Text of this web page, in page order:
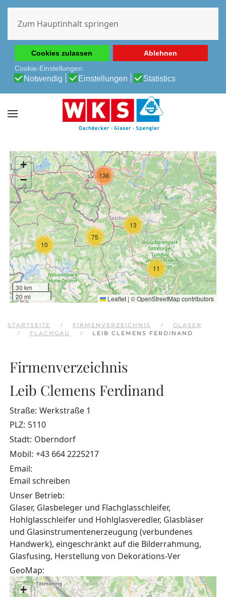
Erfahrung auf unserer Website zu ermöglichen.
Cookie-Richtlinie
Datenschutz-Bestimmungen
Cookies zulassen
Ablehnen
Cookie-Einstellungen:
Notwendig Einstellungen Statistics
Zum Hauptinhalt springen
10
11
13
75
136
+
−
30 km
20 mi
Leaflet | ©OpenStreetMapcontributors
STARTSEITE FIRMENVERZEICHNIS
GLASER
FLACHGAU
LEIB CLEMENS FERDINAND
Firmenverzeichnis
Leib Clemens Ferdinand
Straße: Werkstraße 1
PLZ: 5110
Stadt: Oberndorf
Mobil: +43 664 2225217
Email:
Email schreiben
Unser Betrieb:
Glaser, Glasbeleger und Flachglasschleifer,
Hohlglasschleifer und Hohlglasveredler, Glasbläser
und Glasinstrumentenerzeugung (verbundenes
Handwerk), eingeschränkt auf die Bilderrahmung,
Glasfusing, Herstellung von Dekorations-Ver
GeoMap:
+